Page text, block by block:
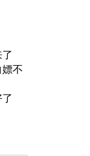
嫖不